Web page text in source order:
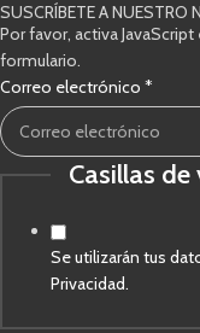
SUSCRÍBETE A NUESTRO
Por favor, activa
formulario.
Correo electrónico *
electrónicoCasillas
Se utilizarán tus
Privacidad.